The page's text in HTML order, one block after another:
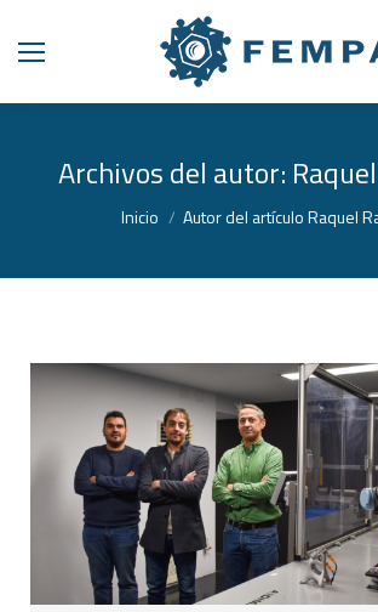
Archivos del autor:
Estás aquí:
Inicio Autor del artículo Raquel